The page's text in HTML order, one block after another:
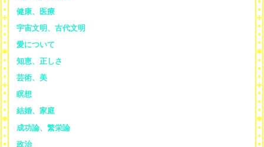
健康、医療
宇宙文明、古代文明
愛について
知恵、正しさ
芸術、美
瞑想
結婚、家庭
成功論、繁栄論
政治